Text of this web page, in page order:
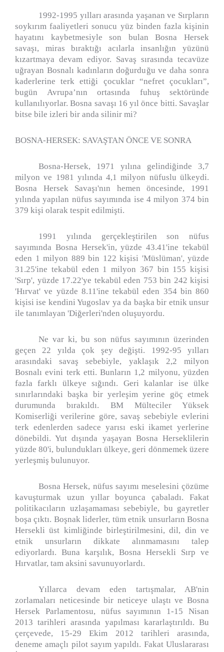
1992-1995 yılları arasında yaşanan ve Sırpların
soykırım faaliyetleri sonucu yüz binden fazla kişinin
hayatını kaybetmesiyle son bulan Bosna Hersek
savaşı, miras bıraktığı acılarla insanlığın yüzünü
kızartmaya devam ediyor. Savaş sırasında tecavüze
uğrayan Bosnalı kadınların doğurduğu ve daha sonra
kaderlerine terk ettiği çocuklar “nefret çocukları”,
bugün Avrupa’nın ortasında fuhuş sektöründe
kullanılıyorlar. Bosna savaşı 16 yıl önce bitti. Savaşlar
bitse bile izleri bir anda silinir mi?
BOSNA-HERSEK: SAVAŞTAN ÖNCE VE SONRA
Bosna-Hersek, 1971 yılına gelindiğinde 3,7
milyon ve 1981 yılında 4,1 milyon nüfuslu ülkeydi.
Bosna Hersek Savaşı'nın hemen öncesinde, 1991
yılında yapılan nüfus sayımında ise 4 milyon 374 bin
379 kişi olarak tespit edilmişti.
1991 yılında gerçekleştirilen son nüfus
sayımında Bosna Hersek'in, yüzde 43.41'ine tekabül
eden 1 milyon 889 bin 122 kişisi 'Müslüman', yüzde
31.25'ine tekabül eden 1 milyon 367 bin 155 kişisi
'Sırp', yüzde 17.22'ye tekabül eden 753 bin 242 kişisi
'Hırvat' ve yüzde 8.11'ine tekabül eden 354 bin 860
kişisi ise kendini Yugoslav ya da başka bir etnik unsur
ile tanımlayan 'Diğerleri'nden oluşuyordu.
Ne var ki, bu son nüfus sayımının üzerinden
geçen 22 yılda çok şey değişti. 1992-95 yılları
arasındaki savaş sebebiyle, yaklaşık 2,2 milyon
Bosnalı evini terk etti. Bunların 1,2 milyonu, yüzden
fazla farklı ülkeye sığındı. Geri kalanlar ise ülke
sınırlarındaki başka bir yerleşim yerine göç etmek
durumunda bırakıldı. BM Mülteciler Yüksek
Komiserliği verilerine göre, savaş sebebiyle evlerini
terk edenlerden sadece yarısı eski ikamet yerlerine
dönebildi. Yut dışında yaşayan Bosna Herseklilerin
yüzde 80'i, bulundukları ülkeye, geri dönmemek üzere
yerleşmiş bulunuyor.
Bosna Hersek, nüfus sayımı meselesini çözüme
kavuşturmak uzun yıllar boyunca çabaladı. Fakat
politikacıların uzlaşamaması sebebiyle, bu gayretler
boşa çıktı. Boşnak liderler, tüm etnik unsurların Bosna
Hersekli üst kimliğinde birleştirilmesini, dil, din ve
etnik unsurların dikkate alınmamasını talep
ediyorlardı. Buna karşılık, Bosna Hersekli Sırp ve
Hırvatlar, tam aksini savunuyorlardı.
Yıllarca devam eden tartışmalar, AB'nin
zorlamaları neticesinde bir neticeye ulaştı ve Bosna
Hersek Parlamentosu, nüfus sayımının 1-15 Nisan
2013 tarihleri arasında yapılması kararlaştırıldı. Bu
çerçevede, 15-29 Ekim 2012 tarihleri arasında,
deneme amaçlı pilot sayım yapıldı. Fakat Uluslararası